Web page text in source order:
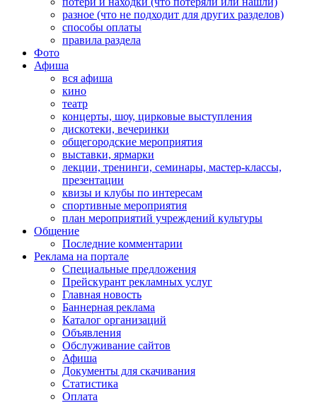
разное (что не подходит для других разделов)
способы оплаты
правила раздела
Фото
Афиша
вся афиша
кино
театр
концерты, шоу, цирковые выступления
дискотеки, вечеринки
общегородские мероприятия
выставки, ярмарки
лекции, тренинги, семинары, мастер-классы,
презентации
квизы и клубы по интересам
спортивные мероприятия
план мероприятий учреждений культуры
Общение
Последние комментарии
Реклама на портале
Специальные предложения
Прейскурант рекламных услуг
Главная новость
Баннерная реклама
Каталог организаций
Объявления
Обслуживание сайтов
Афиша
Документы для скачивания
Статистика
Оплата